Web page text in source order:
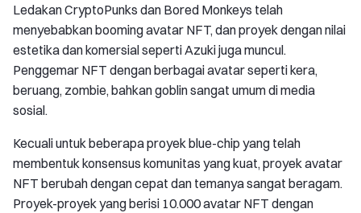
Ledakan CryptoPunks dan Bored Monkeys telah
menyebabkan booming avatar NFT, dan proyek dengan nilai
estetika dan komersial seperti Azuki juga muncul.
Penggemar NFT dengan berbagai avatar seperti kera,
beruang, zombie, bahkan goblin sangat umum di media
sosial.
Kecuali untuk beberapa proyek blue-chip yang telah
membentuk konsensus komunitas yang kuat, proyek avatar
NFT berubah dengan cepat dan temanya sangat beragam.
Proyek-proyek yang berisi 10.000 avatar NFT dengan